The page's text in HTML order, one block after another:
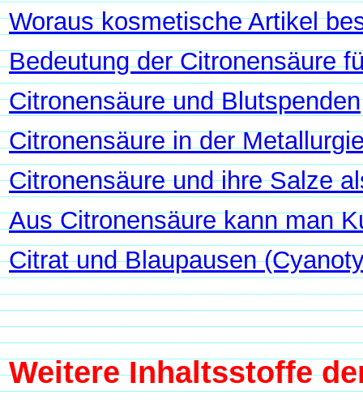
Woraus kosmetische Artikel
Bedeutung der Citronensäure
Citronensäure und Blutspenden
Citronensäure in der
Citronensäure und ihre Salze
Aus Citronensäure kann man
Citrat und Blaupausen
Weitere Inhaltsstoffe